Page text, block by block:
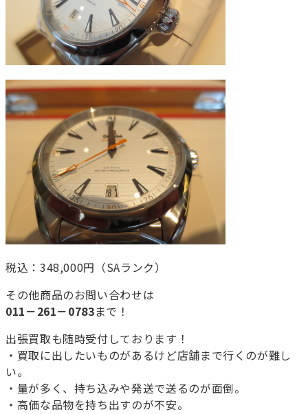
税込：348,000円（SAランク）
その他商品のお問い合わせは
011－261－0783まで！
出張買取も随時受付しております！
・買取に出したいものがあるけど店舗まで行くのが難し
い。
・量が多く、持ち込みや発送で送るのが面倒。
・高価な品物を持ち出すのが不安。